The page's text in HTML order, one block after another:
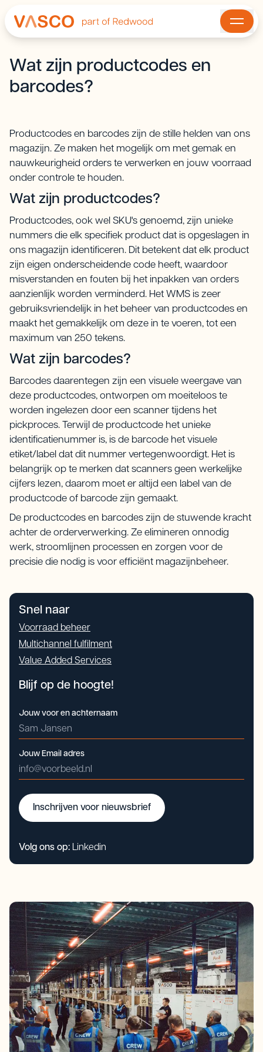
Wat zijn productcodes en
barcodes?
Productcodes en barcodes zijn de stille helden van ons
magazijn. Ze maken het mogelijk om met gemak en
nauwkeurigheid orders te verwerken en jouw voorraad
onder controle te houden.
Wat zijn productcodes?
Productcodes, ook wel SKU's genoemd, zijn unieke
nummers die elk specifiek product dat is opgeslagen in
ons magazijn identificeren. Dit betekent dat elk product
zijn eigen onderscheidende code heeft, waardoor
misverstanden en fouten bij het inpakken van orders
aanzienlijk worden verminderd. Het WMS is zeer
gebruiksvriendelijk in het beheer van productcodes en
maakt het gemakkelijk om deze in te voeren, tot een
maximum van 250 tekens.
Wat zijn barcodes?
Barcodes daarentegen zijn een visuele weergave van
deze productcodes, ontworpen om moeiteloos te
worden ingelezen door een scanner tijdens het
pickproces. Terwijl de productcode het unieke
identificatienummer is, is de barcode het visuele
etiket/label dat dit nummer vertegenwoordigt. Het is
belangrijk op te merken dat scanners geen werkelijke
cijfers lezen, daarom moet er altijd een label van de
productcode of barcode zijn gemaakt.
De productcodes en barcodes zijn de stuwende kracht
achter de orderverwerking. Ze elimineren onnodig
werk, stroomlijnen processen en zorgen voor de
precisie die nodig is voor efficiënt magazijnbeheer.
Snel naar
Voorraad beheer
Multichannel fulfilment
Value Added Services
Blijf op de hoogte!
Jouw voor en achternaam
Jouw Email adres
Inschrijven voor nieuwsbrief
Inschrijven voor nieuwsbrief
Volg ons op: Linkedin